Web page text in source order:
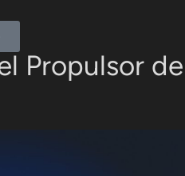
Propulsor de